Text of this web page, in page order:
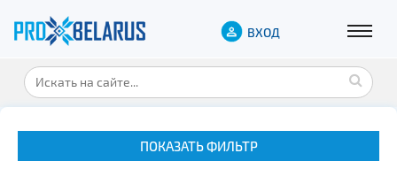
ВХОД
ПОКАЗАТЬ ФИЛЬТР